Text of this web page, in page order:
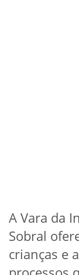
A Vara da
Sobral
crianças e